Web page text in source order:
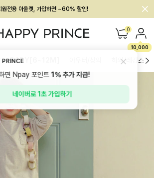
멤버십 최대 28,000원 혜택
0
10,000
BABY[6~12M] 하의/레깅스
PRINCE
면 Npay 포인트1%추가 지급!
네이버로 1초 가입하기